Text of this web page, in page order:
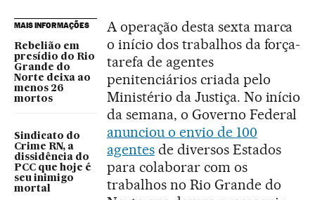
MAIS INFORMAÇÕES
Rebelião em
presídio do Rio
Grande do
Norte deixa ao
menos 26
mortos
Sindicato do
Crime RN, a
dissidência do
PCC que hoje é
seu inimigo
mortal
A operação desta sexta marca
o início dos trabalhos da força-
tarefa de agentes
penitenciários criada pelo
Ministério da Justiça. No início
da semana, o Governo Federal
anunciou o envio de 100
agentesde diversos Estados
para colaborar com os
trabalhos no Rio Grande do